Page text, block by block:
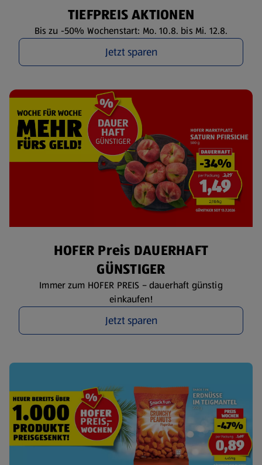
TIEFPREIS AKTIONEN
Bis zu -50% Wochenstart: Mo. 10.8. bis Mi. 12.8.
Jetzt sparen
HOFER Preis DAUERHAFT
GÜNSTIGER
Immer zum HOFER PREIS – dauerhaft günstig
einkaufen!
Jetzt sparen